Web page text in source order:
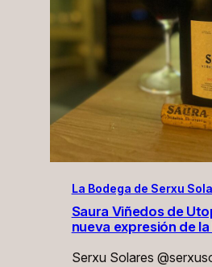
La Bodega de Serxu
Saura Viñedos de
nueva expresión de
Serxu Solares